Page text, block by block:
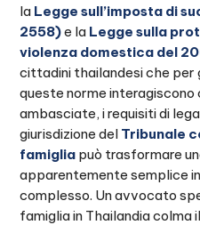
la Legge sull’imposta di
2558)e la Legge sulla
violenza domestica del
cittadini thailandesi che per
queste norme interagiscono
ambasciate, i requisiti di
giurisdizione del Tribunale
famiglia può trasformare
apparentemente semplice
complesso. Un avvocato
famiglia in Thailandia colma